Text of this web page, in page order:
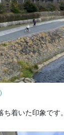
着いた印象です。